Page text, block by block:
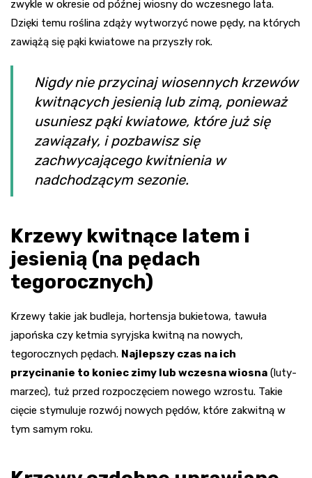
zwykle w okresie od późnej wiosny do wczesnego lata.
Dzięki temu roślina zdąży wytworzyć nowe pędy, na których
zawiążą się pąki kwiatowe na przyszły rok.
Nigdy nie przycinaj wiosennych krzewów
kwitnących jesienią lub zimą, ponieważ
usuniesz pąki kwiatowe, które już się
zawiązały, i pozbawisz się
zachwycającego kwitnienia w
nadchodzącym sezonie.
Krzewy kwitnące latem i
jesienią (na pędach
tegorocznych)
Krzewy takie jak budleja, hortensja bukietowa, tawuła
japońska czy ketmia syryjska kwitną na nowych,
tegorocznych pędach. Najlepszy czas na ich
przycinanie to koniec zimy lub wczesna wiosna (luty-
marzec), tuż przed rozpoczęciem nowego wzrostu. Takie
cięcie stymuluje rozwój nowych pędów, które zakwitną w
tym samym roku.